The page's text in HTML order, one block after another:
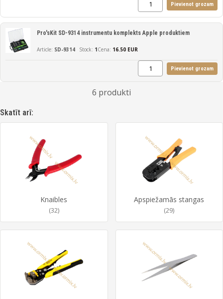
Pievienot grozam
SD-9314
Pro'sKit SD-9314 instrumentu komplekts Apple produktiem
1Cena: 16.50 EUR
Pievienot grozam
6 produkti
Skatīt arī:
Knaibles
(32)
Apspiežamās stangas
(29)